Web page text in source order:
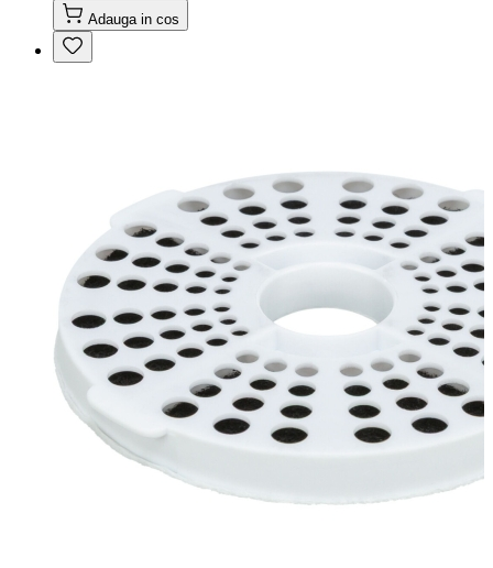
Adauga in cos